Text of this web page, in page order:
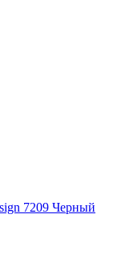
7209 Черный